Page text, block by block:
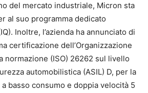
del mercato industriale, Micron sta
al suo programma dedicato
Inoltre, l’azienda ha annunciato di
certificazione dell’Organizzazione
normazione (ISO) 26262 sul livello
automobilistica (ASIL) D, per la
a basso consumo e doppia velocità 5